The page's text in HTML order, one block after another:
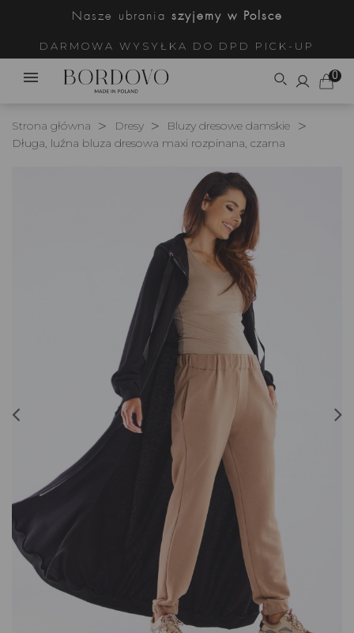
Nasze ubrania szyjemy w Polsce
DARMOWA WYSYŁKA DO DPD PICK-UP
0
Strona główna Dresy
Bluzy dresowe damskie
Długa, luźna bluza dresowa maxi rozpinana, czarna